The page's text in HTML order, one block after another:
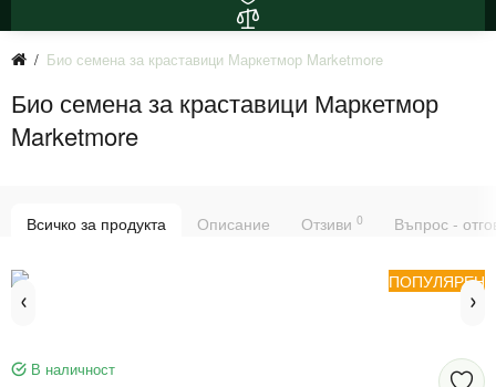
Био семена за краставици Маркетмор Marketmore
Био семена за краставици Маркетмор
Marketmore
Всичко за продукта Описание Отзиви 0 Въпрос -
ПОПУЛЯРЕН
В наличност